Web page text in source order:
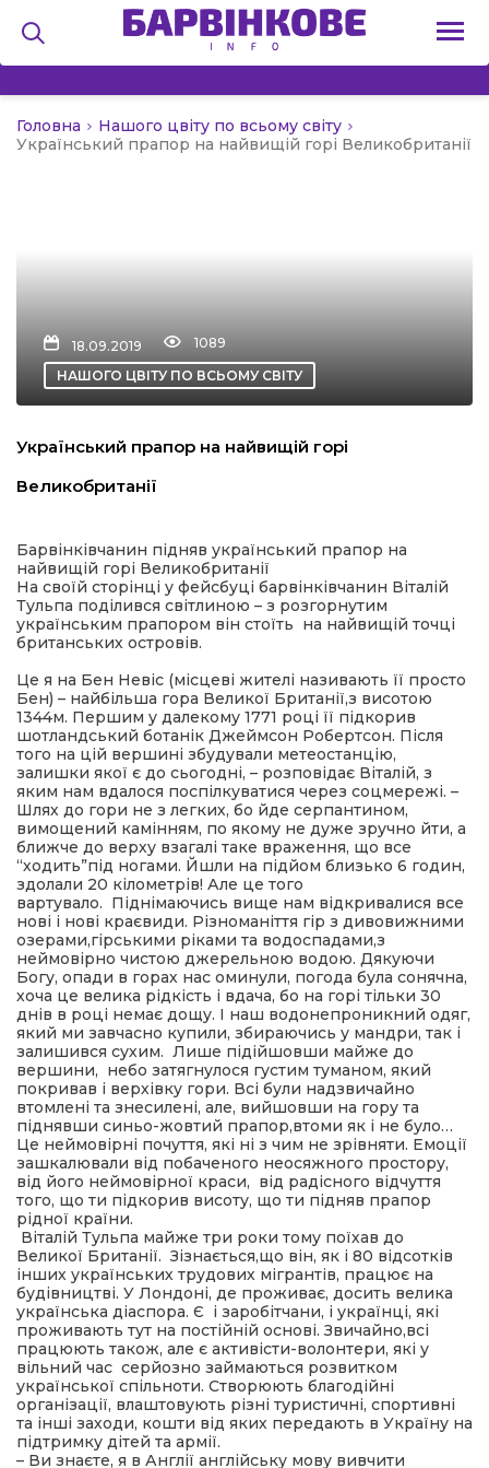
Головна
Нашого цвіту по всьому світу
Український прапор на найвищій горі Великобританії
18.09.2019
1089
НАШОГО ЦВІТУ ПО ВСЬОМУ СВІТУ
Український прапор на найвищій горі
Великобританії
Барвінківчанин підняв український прапор на
найвищій горі Великобританії
На своїй сторінці у фейсбуці барвінківчанин Віталій
Тульпа поділився світлиною – з розгорнутим
українським прапором він стоїть на найвищій точці
британських островів.
Це я на Бен Невіс (місцеві жителі називають її просто
Бен) – найбільша гора Великої Британії,з висотою
1344м. Першим у далекому 1771 році її підкорив
шотландський ботанік Джеймсон Робертсон. Після
того на цій вершині збудували метеостанцію,
залишки якої є до сьогодні, – розповідає Віталій, з
яким нам вдалося поспілкуватися через соцмережі. –
Шлях до гори не з легких, бо йде серпантином,
вимощений камінням, по якому не дуже зручно йти, а
ближче до верху взагалі таке враження, що все
“ходить”під ногами. Йшли на підйом близько 6 годин,
здолали 20 кілометрів! Але це того
вартувало. Піднімаючись вище нам відкривалися все
нові і нові краєвиди. Різноманіття гір з дивовижними
озерами,гірськими ріками та водоспадами,з
неймовірно чистою джерельною водою. Дякуючи
Богу, опади в горах нас оминули, погода була сонячна,
хоча це велика рідкість і вдача, бо на горі тільки 30
днів в році немає дощу. І наш водонепроникний одяг,
який ми завчасно купили, збираючись у мандри, так і
залишився сухим. Лише підійшовши майже до
вершини, небо затягнулося густим туманом, який
покривав і верхівку гори. Всі були надзвичайно
втомлені та знесилені, але, вийшовши на гору та
піднявши синьо-жовтий прапор,втоми як і не було…
Це неймовірні почуття, які ні з чим не зрівняти. Емоції
зашкалювали від побаченого неосяжного простору,
від його неймовірної краси, від радісного відчуття
того, що ти підкорив висоту, що ти підняв прапор
рідної країни.
Віталій Тульпа майже три роки тому поїхав до
Великої Британії. Зізнається,що він, як і 80 відсотків
інших українських трудових мігрантів, працює на
будівництві. У Лондоні, де проживає, досить велика
українська діаспора. Є і заробітчани, і українці, які
проживають тут на постійній основі. Звичайно,всі
працюють також, але є активісти-волонтери, які у
вільний час серйозно займаються розвитком
української спільноти. Створюють благодійні
організації, влаштовують різні туристичні, спортивні
та інші заходи, кошти від яких передають в Україну на
підтримку дітей та армії.
– Ви знаєте, я в Англії англійську мову вивчити